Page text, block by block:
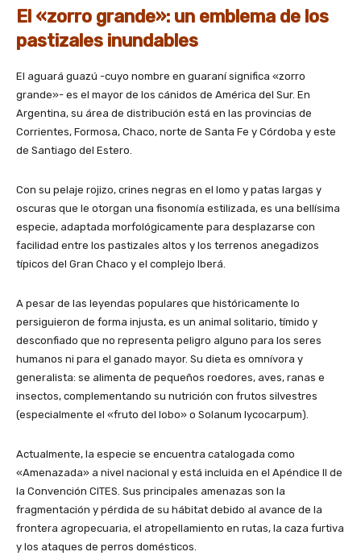
El «zorro grande»: un emblema de los
pastizales inundables
El aguará guazú -cuyo nombre en guaraní significa «zorro
grande»- es el mayor de los cánidos de América del Sur. En
Argentina, su área de distribución está en las provincias de
Corrientes, Formosa, Chaco, norte de Santa Fe y Córdoba y este
de Santiago del Estero.
Con su pelaje rojizo, crines negras en el lomo y patas largas y
oscuras que le otorgan una fisonomía estilizada, es una bellísima
especie, adaptada morfológicamente para desplazarse con
facilidad entre los pastizales altos y los terrenos anegadizos
típicos del Gran Chaco y el complejo Iberá.
A pesar de las leyendas populares que históricamente lo
persiguieron de forma injusta, es un animal solitario, tímido y
desconfiado que no representa peligro alguno para los seres
humanos ni para el ganado mayor. Su dieta es omnívora y
generalista: se alimenta de pequeños roedores, aves, ranas e
insectos, complementando su nutrición con frutos silvestres
(especialmente el «fruto del lobo» o Solanum lycocarpum).
Actualmente, la especie se encuentra catalogada como
«Amenazada» a nivel nacional y está incluida en el Apéndice II de
la Convención CITES. Sus principales amenazas son la
fragmentación y pérdida de su hábitat debido al avance de la
frontera agropecuaria, el atropellamiento en rutas, la caza furtiva
y los ataques de perros domésticos.